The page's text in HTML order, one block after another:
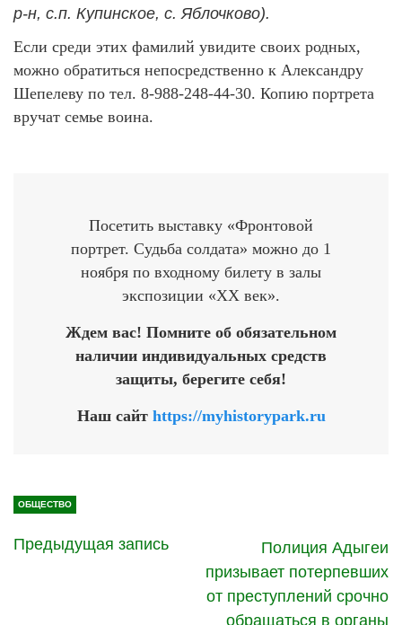
р-н, с.п. Купинское, с. Яблочково).
Если среди этих фамилий увидите своих родных,
можно обратиться непосредственно к Александру
Шепелеву по тел. 8-988-248-44-30. Копию портрета
вручат семье воина.
Посетить выставку «Фронтовой
портрет. Судьба солдата» можно до 1
ноября по входному билету в залы
экспозиции «ХХ век».
Ждем вас! Помните об обязательном
наличии индивидуальных средств
защиты, берегите себя!
Наш сайт https://myhistorypark.ru
ОБЩЕСТВО
Предыдущая запись
Полиция Адыгеи
призывает потерпевших
от преступлений срочно
обращаться в органы